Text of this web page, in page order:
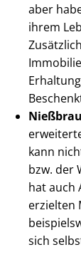
aber
ihrem
kann
bzw. der
hat auch
erzielten
sich